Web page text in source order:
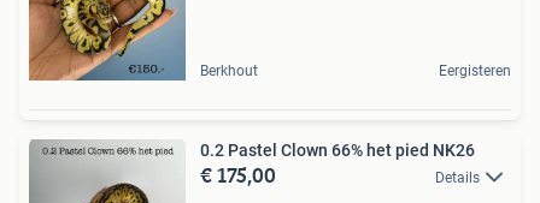
Berkhout Eergisteren
0.2 Pastel Clown 66% het pied NK26
€ 175,00 Details